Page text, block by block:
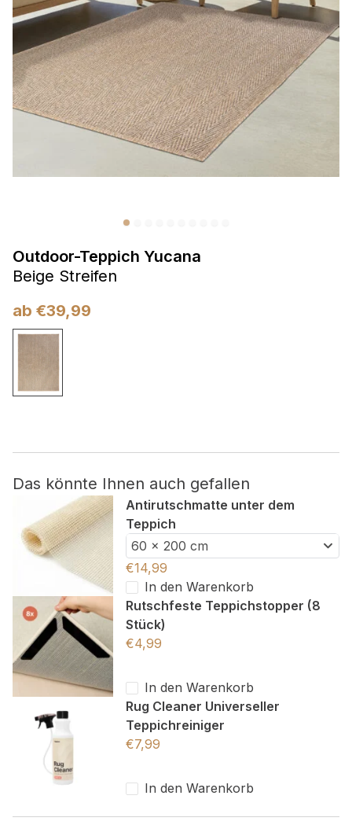
Outdoor-Teppich Yucana
Beige Streifen
ab €39,99
Das könnte Ihnen auch gefallen
Antirutschmatte unter dem
Teppich
60 x 200 cm
€14,99
In den Warenkorb
Rutschfeste Teppichstopper (8
Stück)
€4,99
In den Warenkorb
Rug Cleaner Universeller
Teppichreiniger
€7,99
In den Warenkorb
Präferenzen
Präferenz-Cookies ermöglichen es einer Website,
Informationen zu speichern, die die Art und Weise ändern,
wie die Website aussieht oder funktioniert, wie zum Beispiel
Ihre bevorzugte Sprache oder die Region, in der Sie sich
befinden.
Marketing
Marketing-Cookies werden verwendet, um Benutzer über
Websites hinweg zu verfolgen. Das Ziel ist es, Anzeigen
anzuzeigen, die für den einzelnen Benutzer relevant und
ansprechend sind und somit wertvoller für Herausgeber und
Nicht kategorisiert.
wurden.
Alle ablehnen
Meine Einstellungen speichern
Alle akzeptieren